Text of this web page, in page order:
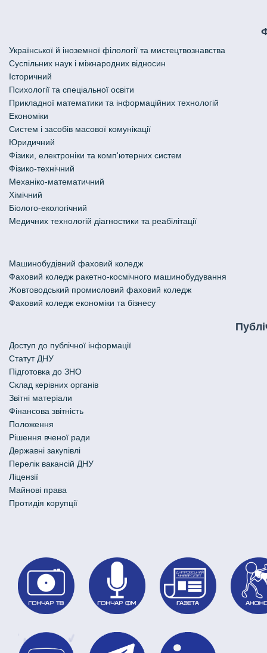
Української й іноземної філології та мистецтвознавства
Cуспільних наук і міжнародних відносин
Історичний
Психології та спеціальної освіти
Прикладної математики та інформаційних технологій
Економіки
Систем і засобів масової комунікації
Юридичний
Фізики, електроніки та комп'ютерних систем
Фізико-технічний
Механіко-математичний
Хімічний
Біолого-екологічний
Медичних технологій діагностики та реабілітації
Машинобудівний фаховий коледж
Фаховий коледж ракетно-космічного машинобудування
Жовтоводський промисловий фаховий коледж
Фаховий коледж економіки та бізнесу
Доступ до публічної інформації
Статут ДНУ
Підготовка до ЗНО
Склад керівних органів
Звітні матеріали
Фінансова звітність
Положення
Рішення вченої ради
Державні закупівлі
Перелік вакансій ДНУ
Ліцензії
Майнові права
Протидія корупції